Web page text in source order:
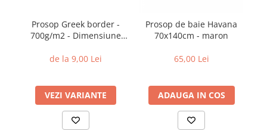
Prosop Greek border -
700g/m2 - Dimensiune
de la 9,00 Lei
VEZI VARIANTE
Prosop de baie Havana
70x140cm - maron
65,00 Lei
ADAUGA IN COS